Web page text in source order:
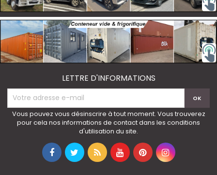
LETTRE D'INFORMATIONS
Vous pouvez vous désinscrire à tout moment. Vous trouverez
pour cela nos informations de contact dans les conditions
d'utilisation du site.